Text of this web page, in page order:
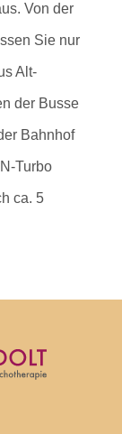
Von der
Sie nur
Alt-
der Busse
Bahnhof
Turbo
ca. 5